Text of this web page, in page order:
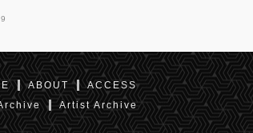
ABOUT
ACCESS
Artist Archive